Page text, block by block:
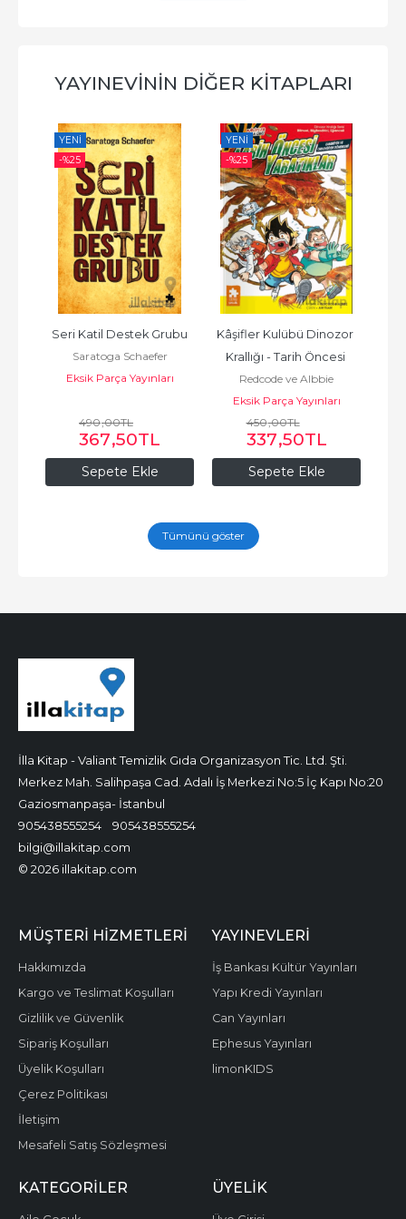
YAYINEVININ DIĞER KITAPLARI
YENI
-%25
Sepete Ekle
Seri Katil Destek Grubu
Saratoga Schaefer
Eksik Parça Yayınları
490,00TL
367,50TL
YENI
-%25
Sepete Ekle
Kâşifler Kulübü Dinozor
Krallığı - Tarih Öncesi
Yaratıklar
Redcode ve Albbie
Eksik Parça Yayınları
450,00TL
337,50TL
Tümünü göster
İlla Kitap - Valiant Temizlik Gıda Organizasyon Tic. Ltd. Şti.
Merkez Mah. Salihpaşa Cad. Adalı İş Merkezi No:5 İç Kapı No:20
Gaziosmanpaşa- İstanbul
905438555254
905438555254
bilgi@illakitap.com
© 2026 illakitap.com
MÜŞTERI HIZMETLERI
Hakkımızda
Kargo ve Teslimat Koşulları
Gizlilik ve Güvenlik
Sipariş Koşulları
Üyelik Koşulları
Çerez Politikası
İletişim
Mesafeli Satış Sözleşmesi
YAYINEVLERI
İş Bankası Kültür Yayınları
Yapı Kredi Yayınları
Can Yayınları
Ephesus Yayınları
limonKIDS
KATEGORILER ÜYELIK